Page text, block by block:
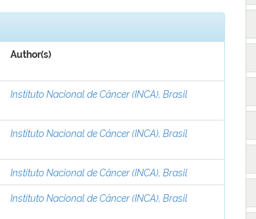
Author(s)
Instituto Nacional de Câncer (INCA), Brasil
Instituto Nacional de Câncer (INCA), Brasil
Instituto Nacional de Câncer (INCA), Brasil
Instituto Nacional de Câncer (INCA), Brasil